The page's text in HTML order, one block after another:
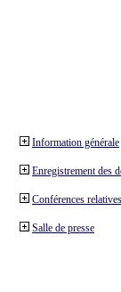
Information générale
Enregistrement des
Conférences relatives
Salle de presse